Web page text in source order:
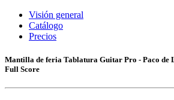
Visión general
Catálogo
Precios
Mantilla de feria Tablatura Guitar Pro - Paco de
Full Score